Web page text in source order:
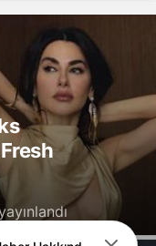
2 Haziran